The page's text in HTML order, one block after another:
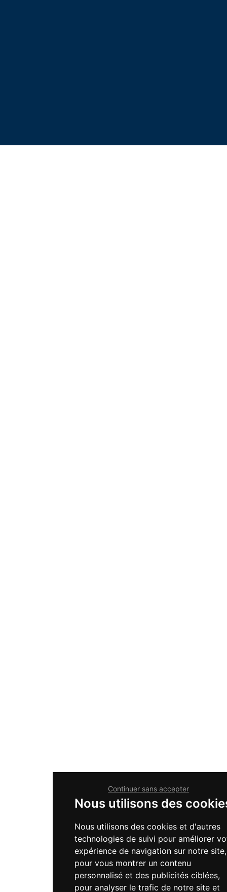
Nous utilisons des
Nous utilisons des cookies et d'autres
technologies de suivi pour améliorer
expérience de navigation sur notre site,
pour vous montrer un contenu
personnalisé et des publicités ciblées,
pour analyser le trafic de notre site et
Continuer sans accepter